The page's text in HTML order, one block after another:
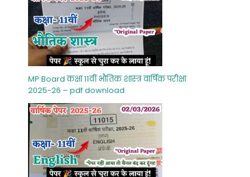
MP Board कक्षा 11वीं भौतिक शास्‍त्र वार्षिक परीक्षा
2025-26 – pdf download